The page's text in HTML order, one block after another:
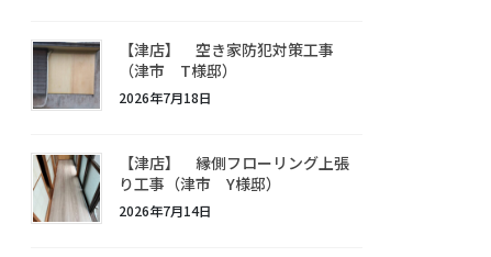
【津店】 空き家防犯対策工事
（津市 T様邸）
2026年7月18日
【津店】 縁側フローリング上張
り工事（津市 Y様邸）
2026年7月14日